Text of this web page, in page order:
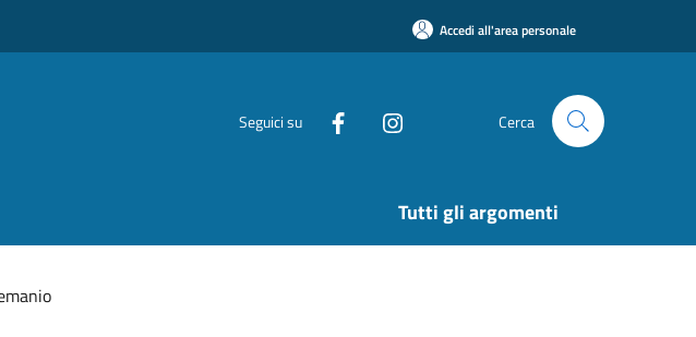
Accedi all'area personale
Seguici su Cerca
Tutti gli argomenti